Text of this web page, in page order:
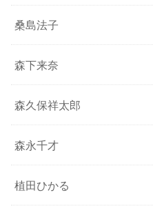
桑島法子
森下来奈
森久保祥太郎
森永千才
植田ひかる